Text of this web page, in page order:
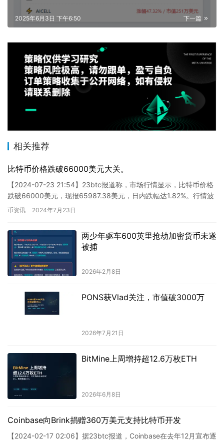
下一篇
2025年6月3日 下午6:50
相关推荐
比特币价格跌破66000美元大关。
【2024-07-23 21:54】23btc报道称，市场行情显示，比特币价格
跌破66000美元，现报65987.38美元，日内跌幅达1.82%。行情波
动剧烈，投资者需加强风险控制…
币资讯 2024年7月23日
两少年驱车600英里抢劫加密货币未遂
被捕
2026年2月8日
PONS获Vlad关注，市值破3000万
2026年7月21日
BitMine上周增持超12.6万枚ETH
2026年6月8日
Coinbase向Brink捐赠360万美元支持比特币开发
【2024-02-17 02:06】据23btc报道，Coinbase在去年12月宣布逐